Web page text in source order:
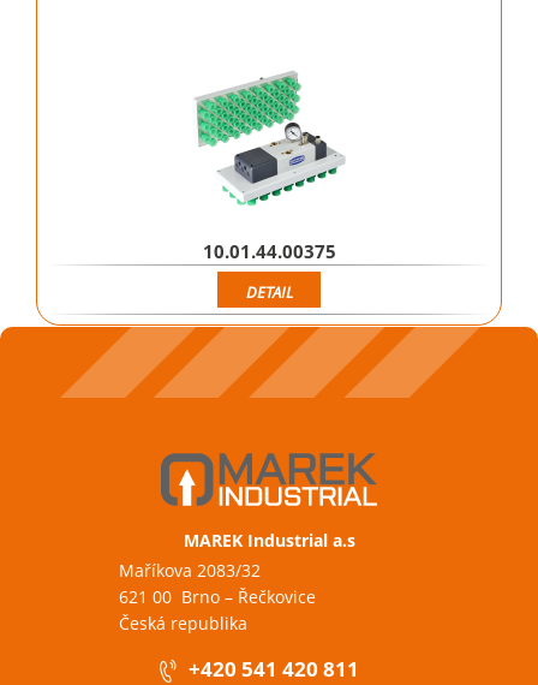
10.01.44.00375
DETAIL
MAREK Industrial a.s
Maříkova 2083/32
621 00 Brno – Řečkovice
Česká republika
+420 541 420 811